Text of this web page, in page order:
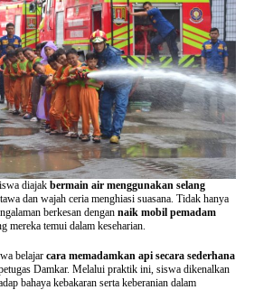
diajak bermain air menggunakan selang
dan wajah ceria menghiasi suasana. Tidak hanya
berkesan dengan naik mobil pemadam
mereka temui dalam keseharian.
belajar cara memadamkan api secara sederhana
Damkar. Melalui praktik ini, siswa dikenalkan
bahaya kebakaran serta keberanian dalam